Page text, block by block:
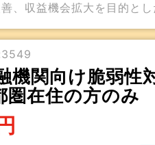
、収益機会拡大を目的とし
機関向け脆弱
在住の方のみ